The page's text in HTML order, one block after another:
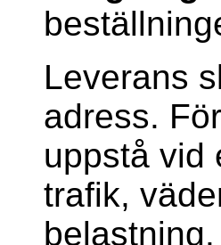
Leverans
adress.
uppstå vid
trafik,
belastning.